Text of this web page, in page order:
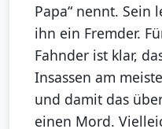
Papa“ nennt. Sein
ihn ein Fremder.
Fahnder ist klar,
Insassen am
und damit das
einen Mord.